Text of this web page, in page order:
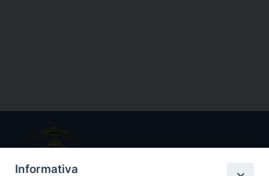
Informativa